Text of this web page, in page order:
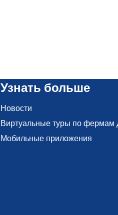
Узнать больше
Новости
Виртуальные туры по фермам
Мобильные приложения